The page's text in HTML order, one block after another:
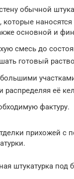
обычной
которые
основной и
смесь до
готовый
распределяя её
фактуру.
прихожей с
штукатурка под